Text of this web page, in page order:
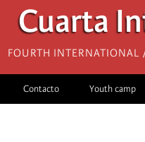
Cuarta
Fourth International
Contacto Youth camp